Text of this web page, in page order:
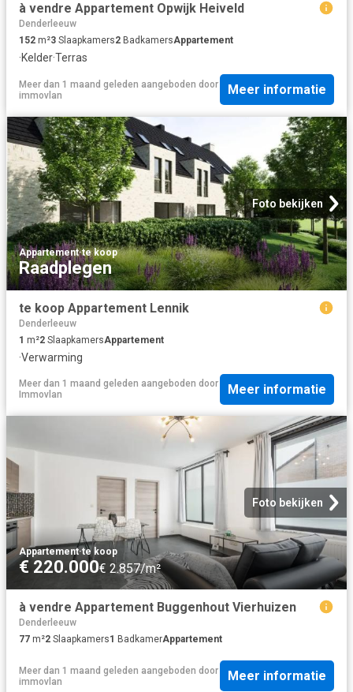
à vendre Appartement Opwijk Heiveld
Denderleeuw
152 m²3 Slaapkamers2 BadkamersAppartement
·Kelder·Terras
Meer dan 1 maand geleden aangeboden door
immovlan
Meer informatie
Foto bekijken
Appartement·te koop
Raadplegen
te koop Appartement Lennik
Denderleeuw
1 m²2 SlaapkamersAppartement
·Verwarming
Meer dan 1 maand geleden aangeboden door
Immovlan
Meer informatie
Foto bekijken
Appartement·te koop
€ 220.000€ 2.857/m²
à vendre Appartement Buggenhout Vierhuizen
Denderleeuw
77 m²2 Slaapkamers1 BadkamerAppartement
Meer dan 1 maand geleden aangeboden door
immovlan
Meer informatie